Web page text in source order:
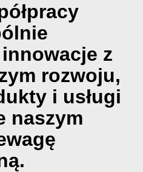
z
rozwoju,
i usługi
naszym